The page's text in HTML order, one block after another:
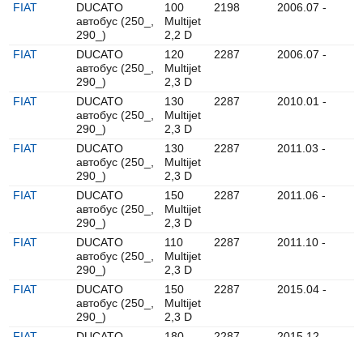
FIAT
DUCATO
автобус (250_,
290_)
100
Multijet
2,2 D
2198 2006.07 -
FIAT
DUCATO
автобус (250_,
290_)
120
Multijet
2,3 D
2287 2006.07 -
FIAT
DUCATO
автобус (250_,
290_)
130
Multijet
2,3 D
2287 2010.01 -
FIAT
DUCATO
автобус (250_,
290_)
130
Multijet
2,3 D
2287 2011.03 -
FIAT
DUCATO
автобус (250_,
290_)
150
Multijet
2,3 D
2287 2011.06 -
FIAT
DUCATO
автобус (250_,
290_)
110
Multijet
2,3 D
2287 2011.10 -
FIAT
DUCATO
автобус (250_,
290_)
150
Multijet
2,3 D
2287 2015.04 -